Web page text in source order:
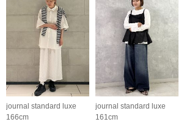
journal standard luxe
166cm
journal standard luxe
161cm